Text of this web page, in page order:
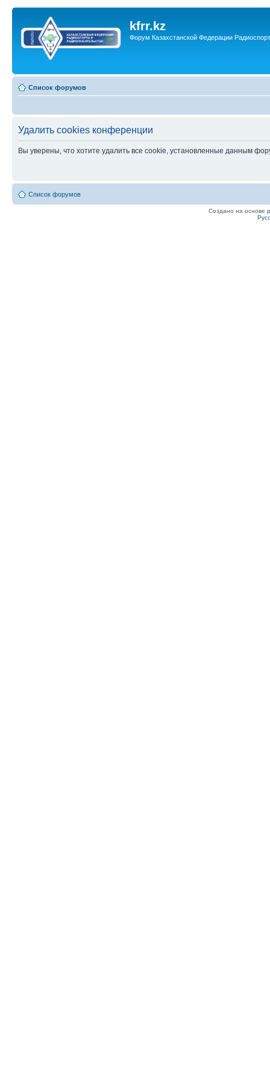
kfrr.kz
Форум Казахстанской Федерации
Список форумов
Удалить cookies конференции
Вы уверены, что хотите удалить все cookie, установленные данным
Список форумов
Создано на основе